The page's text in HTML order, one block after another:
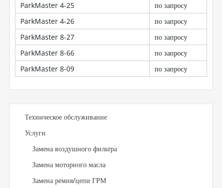
ParkMaster 4-25
по запросу
ParkMaster 4-26
по запросу
ParkMaster 8-27
по запросу
ParkMaster 8-66
по запросу
ParkMaster 8-09
по запросу
Техническое обслуживание
Услуги
Замена воздушного фильтра
Замена моторного масла
Замена ремня/цепи ГРМ